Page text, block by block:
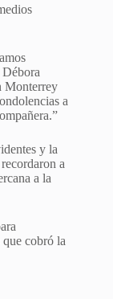
Monterrey
a
y la
a
a la
que cobró la